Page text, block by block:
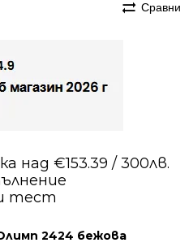
Сравни
над €153.39 / 300лв.
тест
2424 бежова